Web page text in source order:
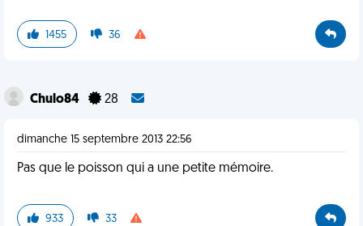
1455 36
Chulo84 28
dimanche 15 septembre 2013 22:56
Pas que le poisson qui a une petite mémoire.
933 33